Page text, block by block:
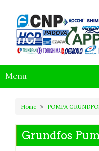
Menu
Home POMPA
Grundfos